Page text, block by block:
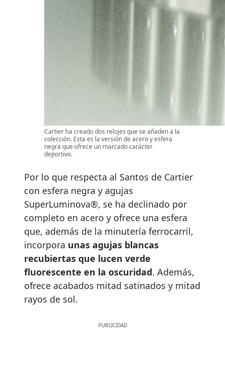
Cartier ha creado dos relojes que se añaden a la
colección. Esta es la versión de acero y esfera
negra que ofrece un marcado carácter
deportivo.
Por lo que respecta al Santos de Cartier
con esfera negra y agujas
SuperLuminova®, se ha declinado por
completo en acero y ofrece una esfera
que, además de la minutería ferrocarril,
incorpora unas agujas blancas
recubiertas que lucen verde
fluorescente en la oscuridad. Además,
ofrece acabados mitad satinados y mitad
rayos de sol.